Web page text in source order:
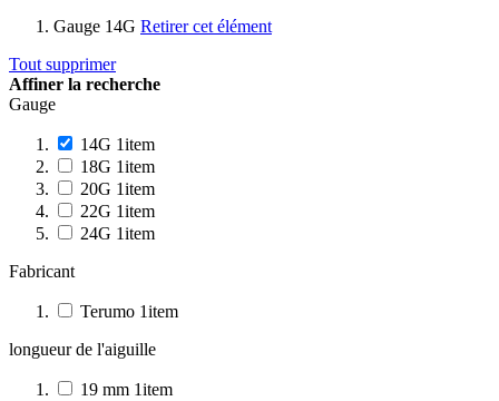
Gauge 14G Retirer cet élément
Tout supprimer
Affiner la recherche
Gauge
14G 1item
18G 1item
20G 1item
22G 1item
24G 1item
Fabricant
Terumo 1item
longueur de l'aiguille
19 mm 1item